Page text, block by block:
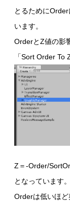
とるために
います。
OrderとZ値の影
「Sort Order To
Z＝-Order/
となっています。
Orderは低いほ